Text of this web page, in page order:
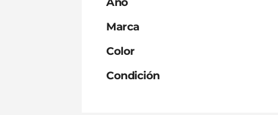
Marca
Color
Condición